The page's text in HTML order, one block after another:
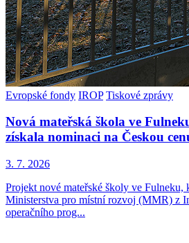
Evropské fondy IROP Tiskové zprávy
Nová mateřská škola ve
získala nominaci na Českou
3. 7. 2026
Projekt nové mateřské školy ve
Ministerstva pro místní rozvoj (MMR) z
operačního prog...